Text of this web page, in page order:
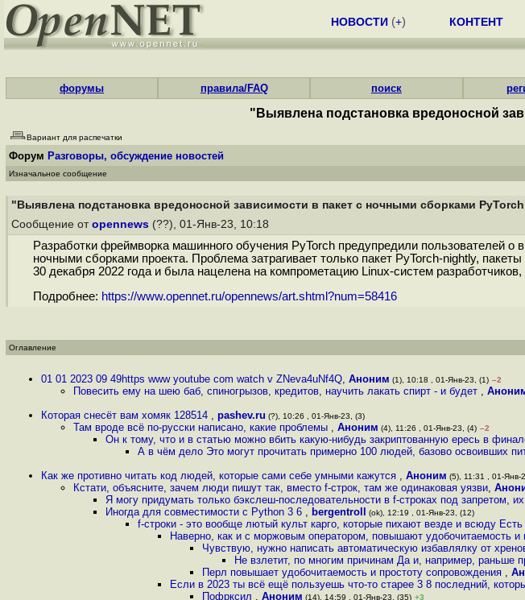
НОВОСТИ (+) КОНТЕНТ
форумы правила/FAQ поиск
"Выявлена подстановка вредоносной
Вариант для распечатки
Форум Разговоры, обсуждение новостей
Изначальное сообщение
"Выявлена подстановка вредоносной зависимости в пакет с ночными сборками
Сообщение от opennews (??), 01-Янв-23, 10:18
Разработки фреймворка машинного обучения PyTorch предупредили пользователей
ночными сборками проекта. Проблема затрагивает только пакет PyTorch-nightly,
30 декабря 2022 года и была нацелена на компрометацию Linux-систем
Подробнее: https://www.opennet.ru/opennews/art.shtml?num=58416
Оглавление
01 01 2023 09 49https www youtube com watch v ZNeva4uNf4Q, Аноним (1), 10:18 , 01-Янв-23, (1) –2
Повесить ему на шею баб, спиногрызов, кредитов, научить лакать спирт - и будет ,
Которая снесёт вам хомяк 128514 , pashev.ru (?), 10:26 , 01-Янв-23, (3)
Там вроде всё по-русски написано, какие проблемы , Аноним (4), 11:26 , 01-Янв-23, (4) –2
Он к тому, что и в статью можно вбить какую-нибудь закриптованную ересь в
А в чём дело Это могут прочитать примерно 100 людей, базово освоивших
Как же противно читать код людей, которые сами себе умными кажутся , Аноним (5), 11:31 , 01-Янв-
Кстати, объясните, зачем люди пишут так, вместо f-строк, там же одинаковая уязви,
Я могу придумать только бэкслеш-последовательности в f-строках под запретом, их
Иногда для совместимости с Python 3 6 , bergentroll (ok), 12:19 , 01-Янв-23, (12)
f-строки - это вообще лютый культ карго, которые пихают везде и всюду Есть
Наверно, как и с моржовым оператором, повышают удобочитаемость и
Чувствую, нужно написать автоматическую избавлялку от
Не взлетит, по многим причинам Да и, например, раньше
Перл повышает удобочитаемость и простоту сопровождения ,
Если в 2023 ты всё ещё пользуешь что-то старее 3 8 последний,
Пофрксил , Аноним (14), 14:59 , 01-Янв-23, (35) +3